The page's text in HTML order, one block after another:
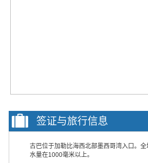
签证与旅行信息
古巴位于加勒比海西北部墨西哥湾入口。
水量在1000毫米以上。